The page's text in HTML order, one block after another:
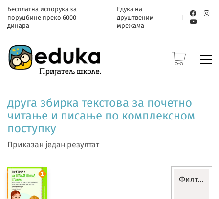
Бесплатна испорука за
поруџбине преко 6000
динара
Едука на
друштвеним
мрежама
друга збирка текстова за почетно
читање и писање по комплексном
поступку
Приказан један резултат
Филтери